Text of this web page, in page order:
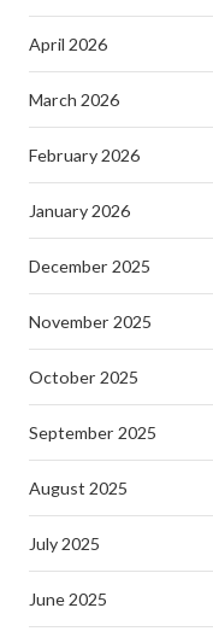
April 2026
March 2026
February 2026
January 2026
December 2025
November 2025
October 2025
September 2025
August 2025
July 2025
June 2025